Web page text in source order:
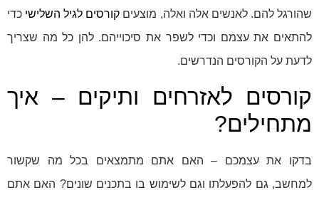
שהורגל להם. לאנשים אלה ואלה, מוצעים קורסים לגיל השלישי כדי
להתאים את עצמם וכדי לשפר את סיכוייהם. להן כל מה שצריך
לדעת על הקורסים הנדרשים.
קורסים לאזרחים ותיקים – איך
מתחילים?
בדקו את עצמכם – האם אתם מתמצאים בכל מה שקשור
למחשב, גם להפעלתו וגם לשימוש בו בתכנים שונים? האם אתם